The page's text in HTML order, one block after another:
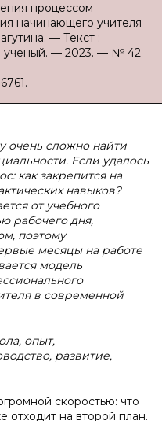
процессом
начинающего учителя
— Текст :
ученый. — 2023. — № 42
очень сложно найти
Если удалось
как закрепится на
навыков?
от учебного
рабочего дня,
поэтому
месяцы на работе
модель
в современной
опыт,
развитие,
скоростью: что
отходит на второй план.